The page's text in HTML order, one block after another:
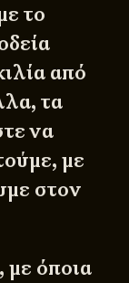
το
από
τα
να
με
στον
με όποια